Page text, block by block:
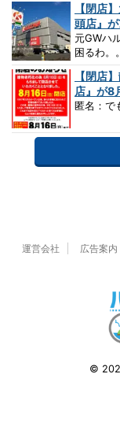
【閉店
頭店』
元GWハ
困るわ。
【閉店
店』が8
匿名：で
運営会社 広告案内
©